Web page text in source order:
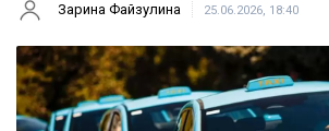
Зарина Файзулина 25.06.2026, 18:40